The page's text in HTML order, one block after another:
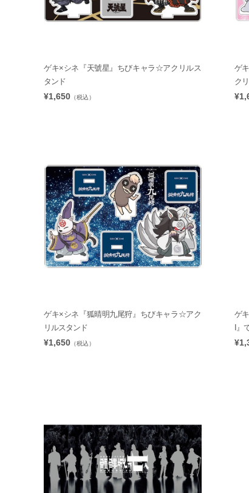
ゲキ×シネ『天號星』ちびキャラ☆アクリルス
タンド
¥1,650 （税込）
ゲ
ク
ゲキ×シネ『狐晴明九尾狩』ちびキャラ☆アク
リルスタンド
¥1,650 （税込）
ゲ
I』